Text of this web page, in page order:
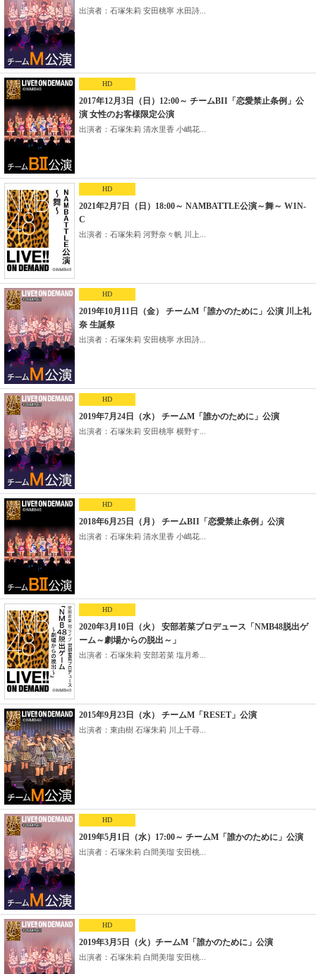
出演者：石塚朱莉 安田桃寧 水田詩...
HD
2017年12月3日（日）12:00～ チームBII「恋愛禁止条例」公
演 女性のお客様限定公演
出演者：石塚朱莉 清水里香 小嶋花...
HD
2021年2月7日（日）18:00～ NAMBATTLE公演～舞～ W1N-
C
出演者：石塚朱莉 河野奈々帆 川上...
HD
2019年10月11日（金） チームM「誰かのために」公演 川上礼
奈 生誕祭
出演者：石塚朱莉 安田桃寧 水田詩...
HD
2019年7月24日（水） チームM「誰かのために」公演
出演者：石塚朱莉 安田桃寧 横野す...
HD
2018年6月25日（月） チームBII「恋愛禁止条例」公演
出演者：石塚朱莉 清水里香 小嶋花...
HD
2020年3月10日（火） 安部若菜プロデュース「NMB48脱出ゲ
ーム～劇場からの脱出～」
出演者：石塚朱莉 安部若菜 塩月希...
2015年9月23日（水） チームM「RESET」公演
出演者：東由樹 石塚朱莉 川上千尋...
HD
2019年5月1日（水）17:00～ チームM「誰かのために」公演
出演者：石塚朱莉 白間美瑠 安田桃...
HD
2019年3月5日（火）チームM「誰かのために」公演
出演者：石塚朱莉 白間美瑠 安田桃...